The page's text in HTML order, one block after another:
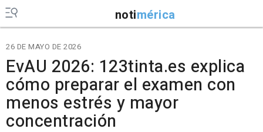
notimérica
26 DE MAYO DE 2026
EvAU 2026: 123tinta.es explica
cómo preparar el examen con
menos estrés y mayor
concentración